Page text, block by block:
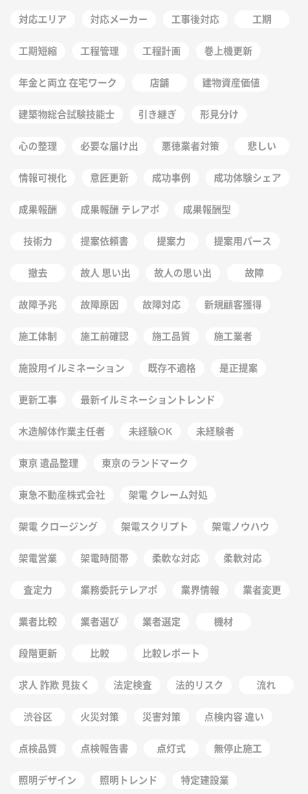
対応エリア 対応メーカー 工事後対応 工期
工期短縮 工程管理 工程計画 巻上機更新
年金と両立 在宅ワーク 店舗 建物資産価値
建築物総合試験技能士 引き継ぎ 形見分け
心の整理 必要な届け出 悪徳業者対策 悲しい
情報可視化 意匠更新 成功事例 成功体験シェア
成果報酬 成果報酬 テレアポ 成果報酬型
技術力 提案依頼書 提案力 提案用パース
撤去 故人 思い出 故人の思い出 故障
故障予兆 故障原因 故障対応 新規顧客獲得
施工体制 施工前確認 施工品質 施工業者
施設用イルミネーション 既存不適格 是正提案
更新工事 最新イルミネーショントレンド
木造解体作業主任者 未経験OK 未経験者
東京 遺品整理 東京のランドマーク
東急不動産株式会社 架電 クレーム対処
架電 クロージング 架電スクリプト 架電ノウハウ
架電営業 架電時間帯 柔軟な対応 柔軟対応
査定力 業務委託テレアポ 業界情報 業者変更
業者比較 業者選び 業者選定 機材
段階更新 比較 比較レポート
求人 詐欺 見抜く 法定検査 法的リスク 流れ
渋谷区 火災対策 災害対策 点検内容 違い
点検品質 点検報告書 点灯式 無停止施工
照明デザイン 照明トレンド 特定建設業